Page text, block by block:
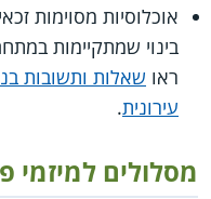
אוכלוסיות מסוימות
בינוי שמתקיימות
ראו שאלות ותשובות
עירונית.
מסלולים למיזמי